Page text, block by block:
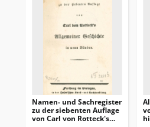
Namen- und Sachregister
zu der siebenten Auflage
von Carl von Rotteck's